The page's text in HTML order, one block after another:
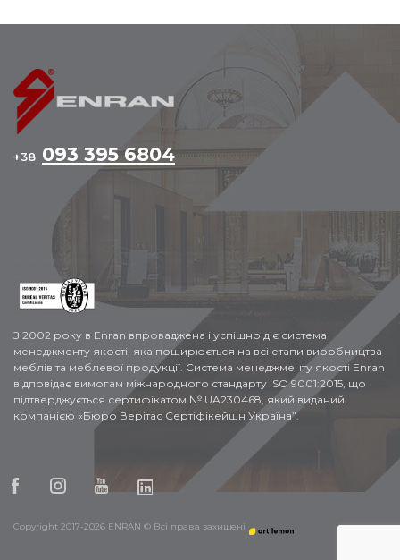
+38 093 395 6804
З 2002 року в Enran впроваджена і успішно діє система
менеджменту якості, яка поширюється на всі етапи виробництва
меблів та меблевої продукції. Система менеджменту якості Enran
відповідає вимогам міжнародного стандарту ISO 9001:2015, що
підтверджується сертифікатом № UA230468, який виданий
компанією «Бюро Верітас Сертіфікейшн Україна”.
Copyright 2017-2026 ENRAN © Всі права захищені